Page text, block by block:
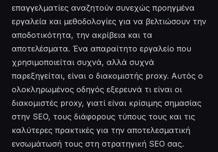
επαγγελματίες αναζητούν συνεχώς προηγμένα
εργαλεία και μεθοδολογίες για να βελτιώσουν την
αποδοτικότητα, την ακρίβεια και τα
αποτελέσματα. Ένα απαραίτητο εργαλείο που
χρησιμοποιείται συχνά, αλλά συχνά
παρεξηγείται, είναι ο διακομιστής proxy. Αυτός ο
ολοκληρωμένος οδηγός εξερευνά τι είναι οι
διακομιστές proxy, γιατί είναι κρίσιμης σημασίας
στην SEO, τους διάφορους τύπους τους και τις
καλύτερες πρακτικές για την αποτελεσματική
ενσωμάτωσή τους στη στρατηγική SEO σας.